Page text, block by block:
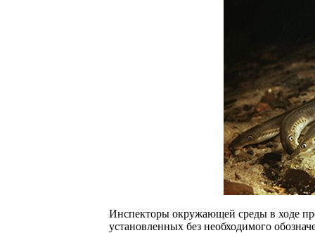
Инспекторы окружающей среды в ходе
установленных без необходимого